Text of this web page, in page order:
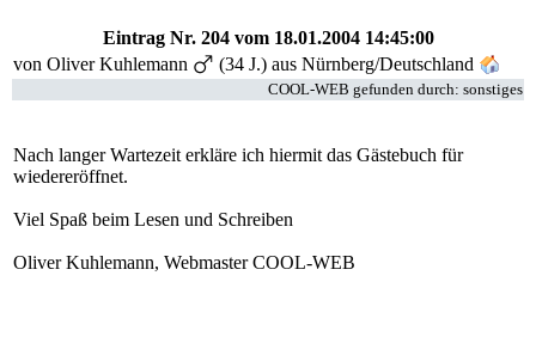
Eintrag Nr. 204vom 18.01.2004 14:45:00
von Oliver Kuhlemann (34 J.) aus Nürnberg/Deutschland
COOL-WEB gefunden durch: sonstiges
Nach langer Wartezeit erkläre ich hiermit das Gästebuch für
wiedereröffnet.
Viel Spaß beim Lesen und Schreiben
Oliver Kuhlemann, Webmaster COOL-WEB